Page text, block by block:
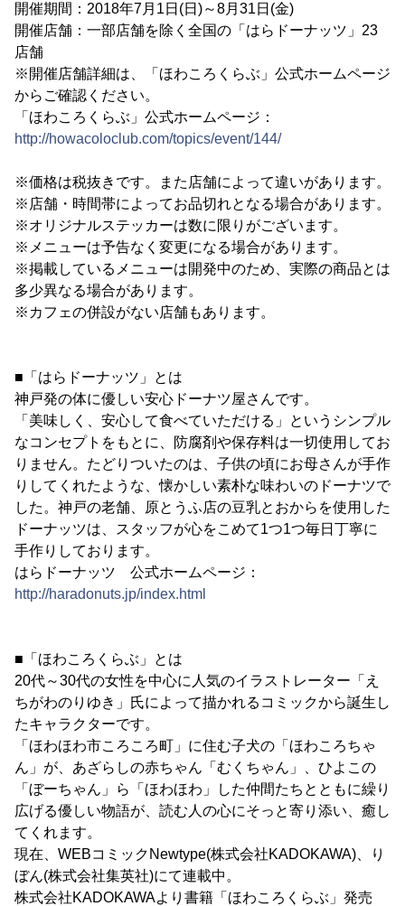
開催期間：2018年7月1日(日)～8月31日(金)
開催店舗：一部店舗を除く全国の「はらドーナッツ」23
店舗
※開催店舗詳細は、「ほわころくらぶ」公式ホームページ
からご確認ください。
「ほわころくらぶ」公式ホームページ：
http://howacoloclub.com/topics/event/144/
※価格は税抜きです。また店舗によって違いがあります。
※店舗・時間帯によってお品切れとなる場合があります。
※オリジナルステッカーは数に限りがございます。
※メニューは予告なく変更になる場合があります。
※掲載しているメニューは開発中のため、実際の商品とは
多少異なる場合があります。
※カフェの併設がない店舗もあります。
■「はらドーナッツ」とは
神戸発の体に優しい安心ドーナツ屋さんです。
「美味しく、安心して食べていただける」というシンプル
なコンセプトをもとに、防腐剤や保存料は一切使用してお
りません。たどりついたのは、子供の頃にお母さんが手作
りしてくれたような、懐かしい素朴な味わいのドーナツで
した。神戸の老舗、原とうふ店の豆乳とおからを使用した
ドーナッツは、スタッフが心をこめて1つ1つ毎日丁寧に
手作りしております。
はらドーナッツ 公式ホームページ：
http://haradonuts.jp/index.html
■「ほわころくらぶ」とは
20代～30代の女性を中心に人気のイラストレーター「え
ちがわのりゆき」氏によって描かれるコミックから誕生し
たキャラクターです。
「ほわほわ市ころころ町」に住む子犬の「ほわころちゃ
ん」が、あざらしの赤ちゃん「むくちゃん」、ひよこの
「ぼーちゃん」ら「ほわほわ」した仲間たちとともに繰り
広げる優しい物語が、読む人の心にそっと寄り添い、癒し
てくれます。
現在、WEBコミックNewtype(株式会社KADOKAWA)、り
ぼん(株式会社集英社)にて連載中。
株式会社KADOKAWAより書籍「ほわころくらぶ」発売